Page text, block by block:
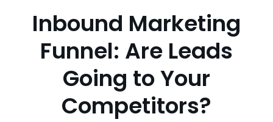
Inbound Marketing
Funnel: Are Leads
Going to Your
Competitors?